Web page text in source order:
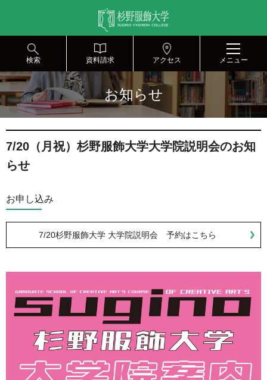
ナ
ビ
ゲ
ン
へ
ビ
ゲ
ー
へ
アクセス
資料請求
検索 メニュー
お知らせ
7/20（月祝）杉野服飾大学大学院説明会のお知
らせ
お申し込み
7/20杉野服飾大学 大学院説明会 予約はこちら